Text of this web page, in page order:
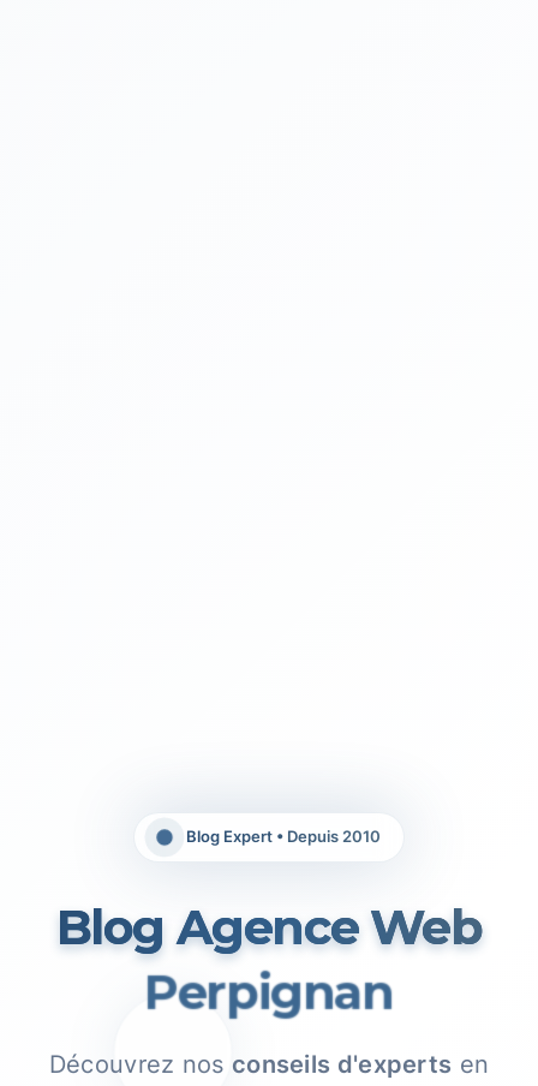
Blog Expert • Depuis 2010
Blog Agence Web
Perpignan
Découvrez nos conseils d'experts en